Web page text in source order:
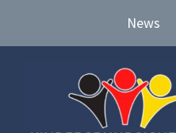
News